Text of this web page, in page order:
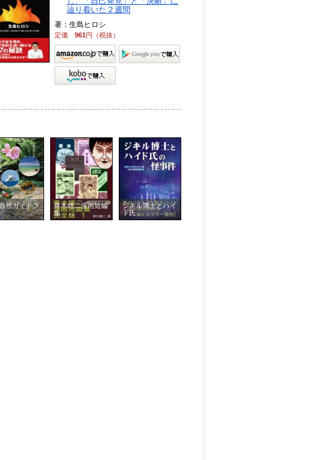
辿り着いた２週間
著：生島ヒロシ
定価 961円（税抜）
然ガイドブ
青木雄二漫画短編
集 ...
ジキル博士とハイ
ド氏 ...